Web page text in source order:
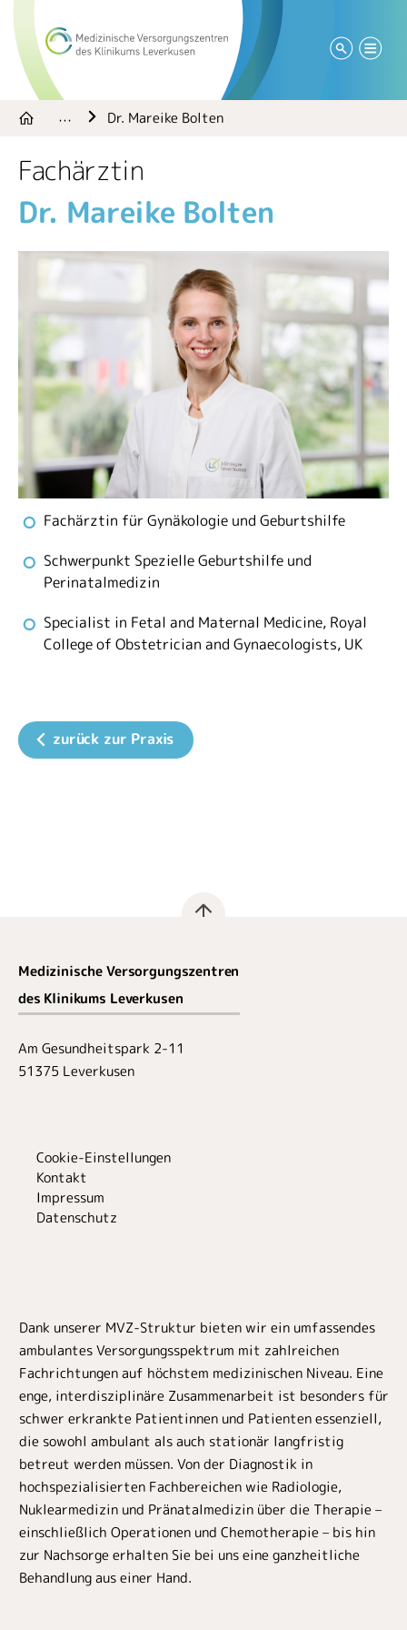
… Dr. Mareike Bolten
Fachärztin
Dr. Mareike Bolten
Fachärztin für Gynäkologie und Geburtshilfe
Schwerpunkt Spezielle Geburtshilfe und
Perinatalmedizin
Specialist in Fetal and Maternal Medicine, Royal
College of Obstetrician and Gynaecologists, UK
zurück zur Praxis
Medizinische Versorgungszentren
des Klinikums Leverkusen
Am Gesundheitspark 2-11
51375 Leverkusen
Cookie-Einstellungen
Kontakt
Impressum
Datenschutz
Dank unserer MVZ-Struktur bieten wir ein umfassendes
ambulantes Versorgungsspektrum mit zahlreichen
Fachrichtungen auf höchstem medizinischen Niveau. Eine
enge, interdisziplinäre Zusammenarbeit ist besonders für
schwer erkrankte Patientinnen und Patienten essenziell,
die sowohl ambulant als auch stationär langfristig
betreut werden müssen. Von der Diagnostik in
hochspezialisierten Fachbereichen wie Radiologie,
Nuklearmedizin und Pränatalmedizin über die Therapie –
einschließlich Operationen und Chemotherapie – bis hin
zur Nachsorge erhalten Sie bei uns eine ganzheitliche
Behandlung aus einer Hand.